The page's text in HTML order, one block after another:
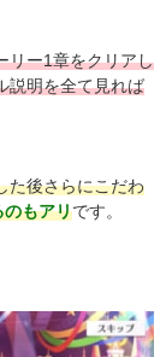
リー1章をクリアし
説明を全て見れば
た後さらにこだわ
のもアリです。